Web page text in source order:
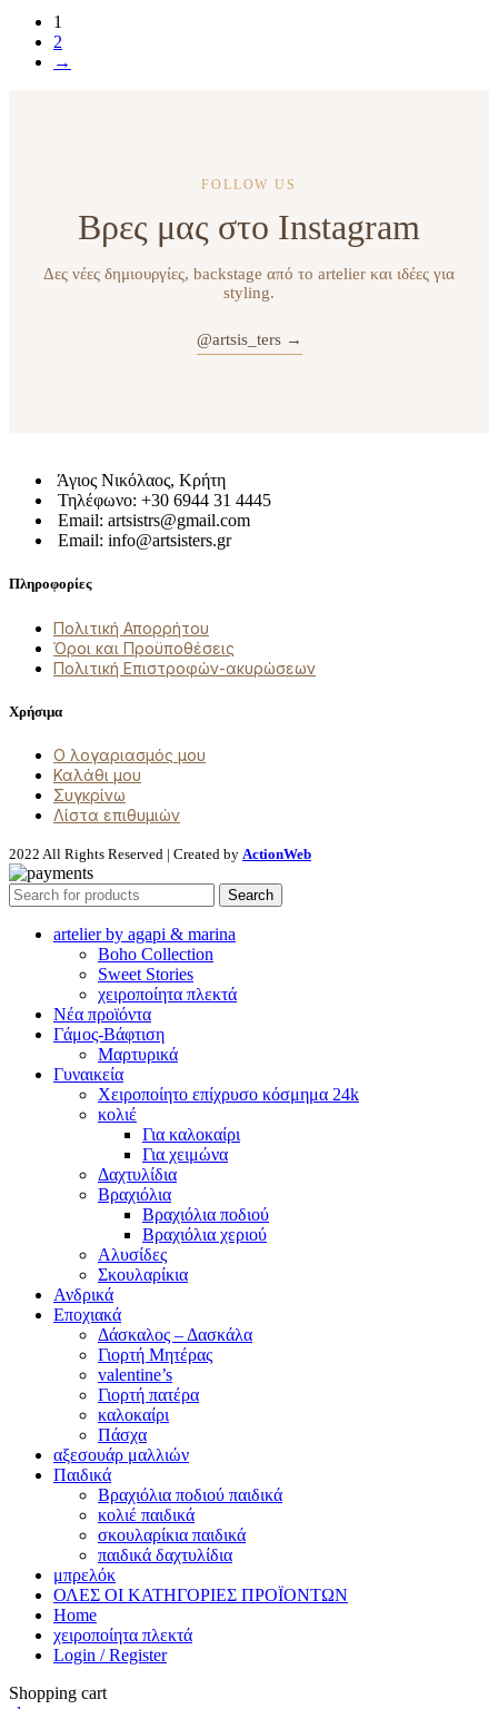
1
2
→
FOLLOW US
Βρες μας στο Instagram
Δες νέες δημιουργίες, backstage από το artelier και ιδέες για
styling.
@artsis_ters →
Άγιος Νικόλαος, Κρήτη
Τηλέφωνο: +30 6944 31 4445
Email: artsistrs@gmail.com
Email: info@artsisters.gr
Πληροφορίες
Πολιτική Απορρήτου
Όροι και Προϋποθέσεις
Πολιτική Επιστροφών-ακυρώσεων
Χρήσιμα
Ο λογαριασμός μου
Καλάθι μου
Συγκρίνω
Λίστα επιθυμιών
2022 All Rights Reserved | Created by ActionWeb
Search
artelier by agapi & marina
Boho Collection
Sweet Stories
χειροποίητα πλεκτά
Νέα προϊόντα
Γάμος-Βάφτιση
Μαρτυρικά
Γυναικεία
Χειροποίητο επίχρυσο κόσμημα 24k
κολιέ
Για καλοκαίρι
Για χειμώνα
Δαχτυλίδια
Βραχιόλια
Βραχιόλια ποδιού
Βραχιόλια χεριού
Αλυσίδες
Σκουλαρίκια
Ανδρικά
Εποχιακά
Δάσκαλος – Δασκάλα
Γιορτή Μητέρας
valentine’s
Γιορτή πατέρα
καλοκαίρι
Πάσχα
αξεσουάρ μαλλιών
Παιδικά
Βραχιόλια ποδιού παιδικά
κολιέ παιδικά
σκουλαρίκια παιδικά
παιδικά δαχτυλίδια
μπρελόκ
ΟΛΕΣ ΟΙ ΚΑΤΗΓΟΡΙΕΣ ΠΡΟΪΟΝΤΩΝ
Home
χειροποίητα πλεκτά
Login / Register
Shopping cart